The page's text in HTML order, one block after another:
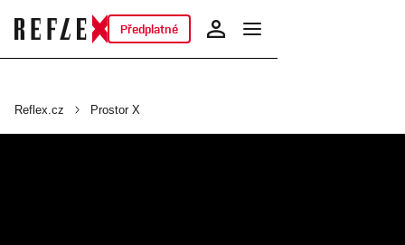
Předplatné
Reflex.cz Prostor X